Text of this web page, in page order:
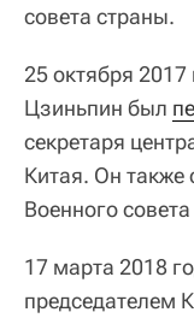
совета страны.
25 октября
Цзиньпин был
секретаря
Китая. Он также
Военного
17 марта 2018
председателем